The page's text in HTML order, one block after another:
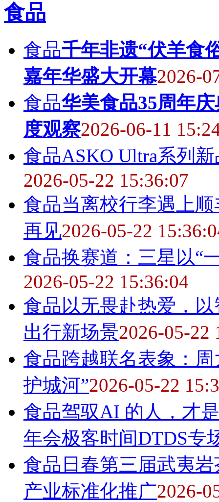
食品
食品千年非遗“伏羊食
嘉年华盛大开幕2026-
食品华美食品35周年
度观察2026-06-11
食品ASKO Ultra系列
2026-05-22 15:36:07
食品当离校行李遇上
再见2026-05-22
食品换赛道：三星以“
2026-05-22 15:36:04
食品以无畏赴热爱，
出行新场景2026-05-22
食品跨越联名表象：
护城河”2026-05-22
食品驾驭AI 的人，才
年会极客时间DTDS专
食品 日春第三届武夷
产业标准化推广2026-